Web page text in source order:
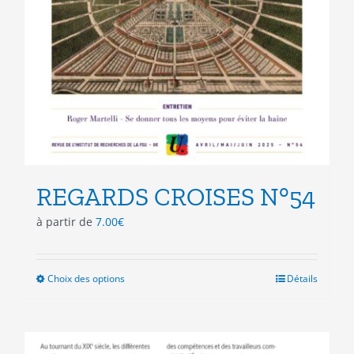
REGARDS CROISES N°54
à partir de 7.00€
Choix des optionsCe
variations.
Détails